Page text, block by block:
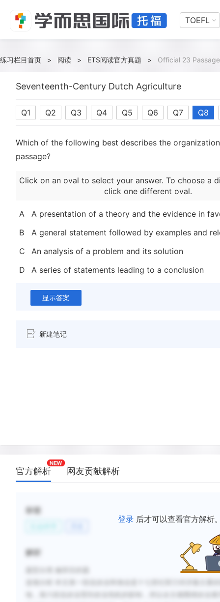
TOEFL
练习栏目首页 > 阅读 > ETS阅读官方真题 > Official 23
Seventeenth-Century Dutch Agriculture
Q1 Q2 Q3 Q4 Q5 Q6 Q7 Q8
Which of the following best describes the
passage?
Click on an oval to select your answer. To choose a
click one different oval.
A
A presentation of a theory and the evidence in
B
A general statement followed by examples and
C
An analysis of a problem and its solution
D
A series of statements leading to a conclusion
显示答案
新建笔记
官方解析 网友贡献解析
登录 后才可以查看官方解析
标签
解析